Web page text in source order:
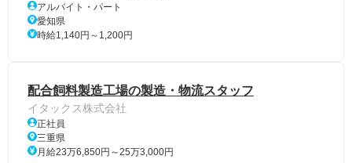
アルバイト・パート
愛知県
時給1,140円～1,200円
配合飼料製造工場の製造・物流スタッフ
イタックス株式会社
正社員
三重県
月給23万6,850円～25万3,000円